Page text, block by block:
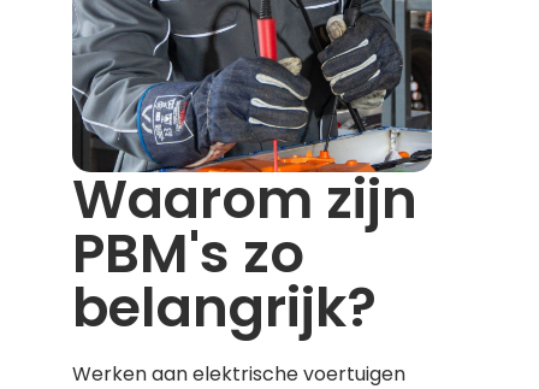
Waarom zijn
PBM's zo
belangrijk?
Werken aan elektrische voertuigen